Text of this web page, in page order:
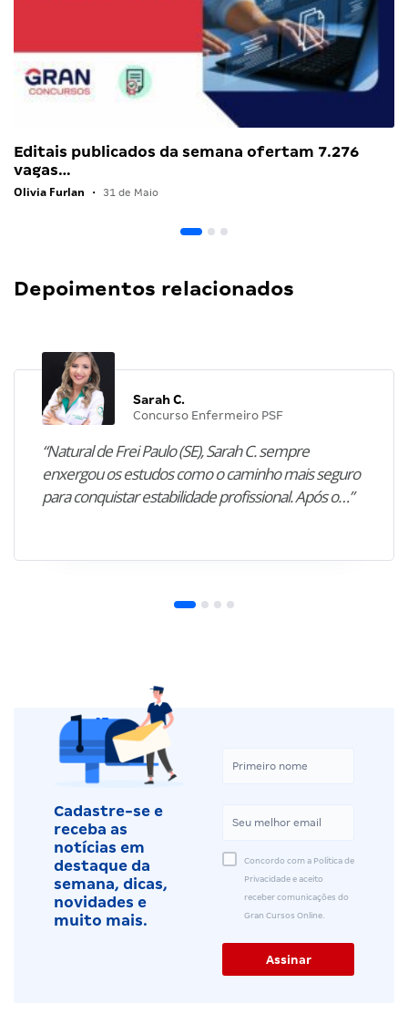
Editais publicados da semana ofertam 7.276
vagas…
Olivia Furlan • 31 de Maio
Depoimentos relacionados
Sarah C.
Concurso Enfermeiro PSF
“Natural de Frei Paulo (SE), Sarah C. sempre
enxergou os estudos como o caminho mais seguro
para conquistar estabilidade profissional. Após o…”
Cadastre-se e
receba as
notícias em
destaque da
semana, dicas,
novidades e
muito mais.
Concordo com a Política de
Privacidade e aceito
receber comunicações do
Gran Cursos Online.